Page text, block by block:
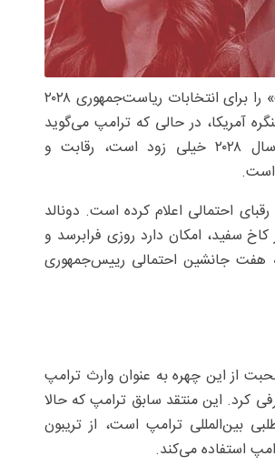
پایگاه خبری هیل در مطلبی، هفت جانشین احتمالی «دونالد ترامپ» را برای انتخابات ریاست‌جمهوری ۲۰۲۸
آمریکا، در حالی که ترامپ می‌گوید
برای اعلام حمایت از نامزد ریاست‌جمهوری حزب جمهوریخواه برای انتخابات سال ۲۰۲۸ خیلی زود است، رقابت و
است.
احتمالی اعلام کرده است. دونالد
سفید، امکان دارد روزی فرابرسد و
هفت جانشین احتمالی رییس‌جمهوری
از این چهره به عنوان وارث ترامپ
کرد. این منتقد سابق ترامپ که حالا
بین‌المللی ترامپ است، از تریبون
استفاده می‌کند.